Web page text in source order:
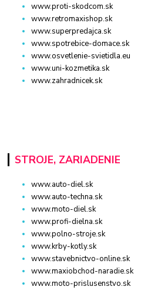
www.proti-skodcom.sk
www.retromaxishop.sk
www.superpredajca.sk
www.spotrebice-domace.sk
www.osvetlenie-svietidla.eu
www.uni-kozmetika.sk
www.zahradnicek.sk
STROJE, ZARIADENIE
www.auto-diel.sk
www.auto-techna.sk
www.moto-diel.sk
www.profi-dielna.sk
www.polno-stroje.sk
www.krby-kotly.sk
www.stavebnictvo-online.sk
www.maxiobchod-naradie.sk
www.moto-prislusenstvo.sk